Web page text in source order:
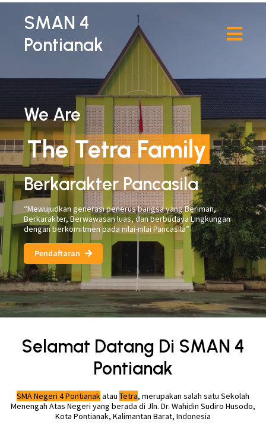
SMAN 4
Pontianak
We Are
The Tetra Family
Berkarakter Pancasila
“Mewujudkan generasi penerus bangsa yang Beriman,
Berkarakter, Berwawasan luas, dan berbudaya Lingkungan
dengan berkomitmen pada nilai-nilai Pancasila”
Pendaftaran
Selamat Datang Di SMAN 4
Pontianak
SMA Negeri 4 Pontianakatau Tetra, merupakan salah satu Sekolah
Menengah Atas Negeri yang berada di Jln. Dr. Wahidin Sudiro Husodo,
Kota Pontianak, Kalimantan Barat, Indonesia